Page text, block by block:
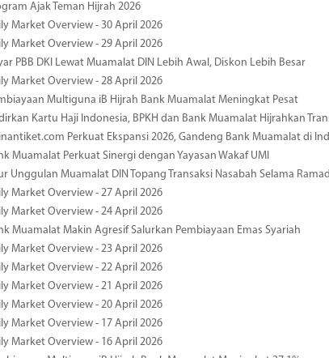
Ajak Teman Hijrah 2026
Market Overview - 30 April 2026
Market Overview - 29 April 2026
PBB DKI Lewat Muamalat DIN Lebih Awal, Diskon Lebih Besar
Market Overview - 28 April 2026
Multiguna iB Hijrah Bank Muamalat Meningkat Pesat
Kartu Haji Indonesia, BPKH dan Bank Muamalat Hijrahkan
Perkuat Ekspansi 2026, Gandeng Bank Muamalat di
Muamalat Perkuat Sinergi dengan Yayasan Wakaf UMI
Unggulan Muamalat DIN Topang Transaksi Nasabah Selama
Market Overview - 27 April 2026
Market Overview - 24 April 2026
Muamalat Makin Agresif Salurkan Pembiayaan Emas Syariah
Market Overview - 23 April 2026
Market Overview - 22 April 2026
Market Overview - 21 April 2026
Market Overview - 20 April 2026
Market Overview - 17 April 2026
Market Overview - 16 April 2026